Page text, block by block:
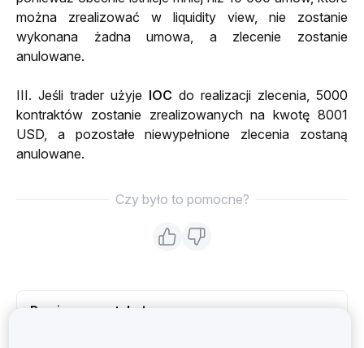
można zrealizować w liquidity view, nie zostanie
wykonana żadna umowa, a zlecenie zostanie
anulowane.
III. Jeśli trader użyje IOC do realizacji zlecenia, 5000
kontraktów zostanie zrealizowanych na kwotę 8001
USD, a pozostałe niewypełnione zlecenia zostaną
anulowane.
Czy było to pomocne?
Powiązane artykuły